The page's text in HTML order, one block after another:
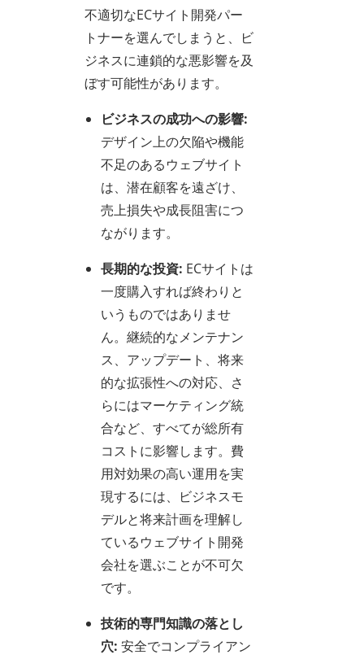
不適切なECサイト開発パー
トナーを選んでしまうと、ビ
ジネスに連鎖的な悪影響を及
ぼす可能性があります。
ビジネスの成功への影響:
デザイン上の欠陥や機能
不足のあるウェブサイト
は、潜在顧客を遠ざけ、
売上損失や成長阻害につ
ながります。
長期的な投資: ECサイトは
一度購入すれば終わりと
いうものではありませ
ん。継続的なメンテナン
ス、アップデート、将来
的な拡張性への対応、さ
らにはマーケティング統
合など、すべてが総所有
コストに影響します。費
用対効果の高い運用を実
現するには、ビジネスモ
デルと将来計画を理解し
ているウェブサイト開発
会社を選ぶことが不可欠
です。
技術的専門知識の落とし
穴: 安全でコンプライアン